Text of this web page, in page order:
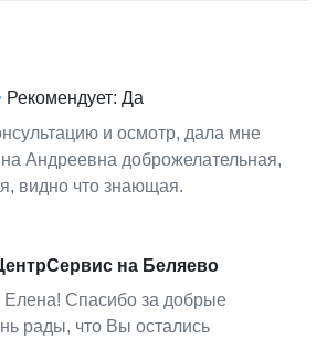
Рекомендует: Да
и осмотр, дала мне
Андреевна доброжелательная,
видно что знающая.
на Беляево
Елена! Спасибо за добрые
рады, что Вы остались